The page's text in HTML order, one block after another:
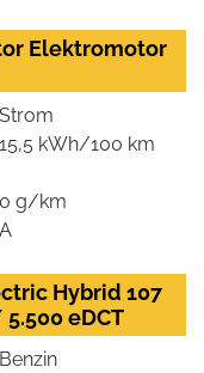
Elektromotor
Strom
15,5 kWh/100 km
0 g/km
A
Hybrid 107
eDCT
Benzin